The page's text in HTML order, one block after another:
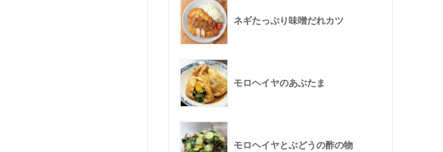
ネギたっぷり味噌だれカツ
モロヘイヤのあぶたま
モロヘイヤとぶどうの酢の物